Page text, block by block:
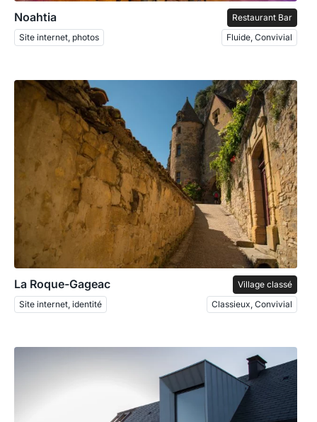
Noahtia
Restaurant Bar
Site internet, photos
Fluide, Convivial
La Roque-Gageac
Village classé
Site internet, identité
Classieux, Convivial